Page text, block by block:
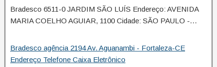
Bradesco 6511-0 JARDIM SÃO LUÍS Endereço: AVENIDA
MARIA COELHO AGUIAR, 1100 Cidade: SÃO PAULO -…
Bradesco agência 2194 Av. Aguanambi - Fortaleza-CE
Endereço Telefone Caixa Eletrônico